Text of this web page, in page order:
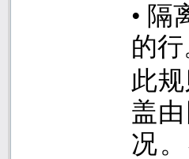
• 隔
的行
此
盖
况